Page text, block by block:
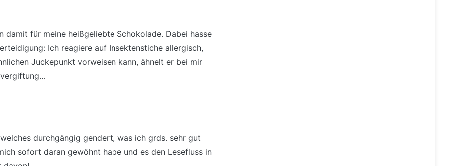
damit für meine heißgeliebte Schokolade. Dabei hasse
Ich reagiere auf Insektenstiche allergisch,
Juckepunkt vorweisen kann, ähnelt er bei mir
durchgängig gendert, was ich grds. sehr gut
sofort daran gewöhnt habe und es den Lesefluss in